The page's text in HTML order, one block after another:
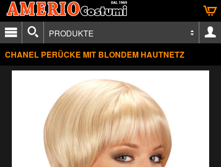
PRODUKTE
CHANEL PERÜCKE MIT BLONDEM HAUTNETZ